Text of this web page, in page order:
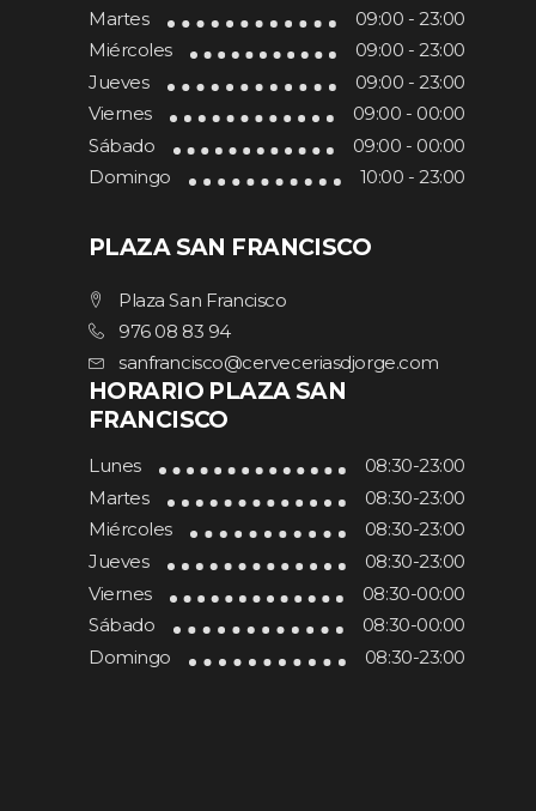
Martes
09:00 - 23:00
Miércoles
09:00 - 23:00
Jueves
09:00 - 23:00
Viernes
09:00 - 00:00
Sábado
09:00 - 00:00
Domingo
10:00 - 23:00
PLAZA SAN FRANCISCO
Plaza San Francisco
976 08 83 94
sanfrancisco@cerveceriasdjorge.com
HORARIO PLAZA SAN
FRANCISCO
Lunes
08:30-23:00
Martes
08:30-23:00
Miércoles
08:30-23:00
Jueves
08:30-23:00
Viernes
08:30-00:00
Sábado
08:30-00:00
Domingo
08:30-23:00